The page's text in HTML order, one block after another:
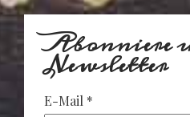
Abonniere
Newsletter
E-Mail *